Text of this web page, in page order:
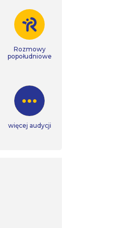
Rozmowy
popołudniowe
więcej audycji